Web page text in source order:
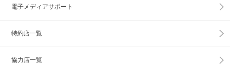
電子メディアサポート
特約店一覧
協力店一覧